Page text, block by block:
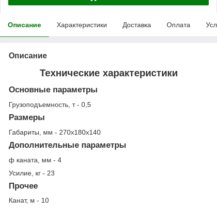
Описание Характеристики Доставка Оплата
Описание
Технические характеристики
Основные параметры
Грузоподъемность, т - 0,5
Размеры
Габариты, мм - 270x180x140
Дополнительные параметры
ф каната, мм - 4
Усилие, кг - 23
Прочее
Канат, м - 10